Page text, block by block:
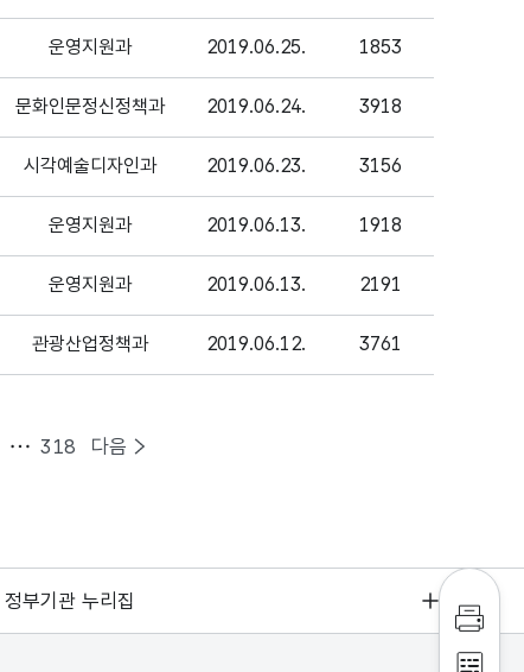
운영지원과 2019.06.25. 1853
문화인문정신정책과 2019.06.24. 3918
시각예술디자인과 2019.06.23. 3156
운영지원과 2019.06.13. 1918
운영지원과 2019.06.13. 2191
관광산업정책과 2019.06.12. 3761
318 다음
인쇄
정부기관 누리집